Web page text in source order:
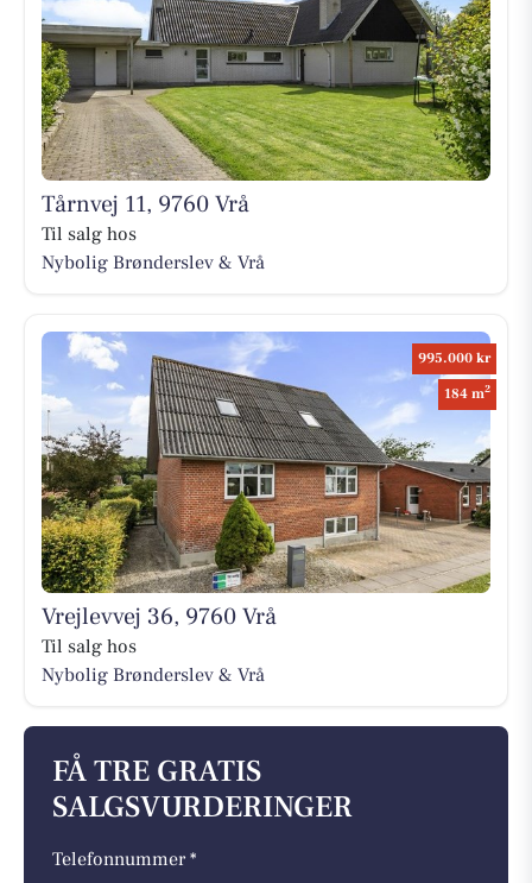
Tårnvej 11, 9760 Vrå
Til salg hos
Nybolig Brønderslev & Vrå
995.000 kr
184 m2
Vrejlevvej 36, 9760 Vrå
Til salg hos
Nybolig Brønderslev & Vrå
FÅ TRE GRATIS
SALGSVURDERINGER
Telefonnummer *